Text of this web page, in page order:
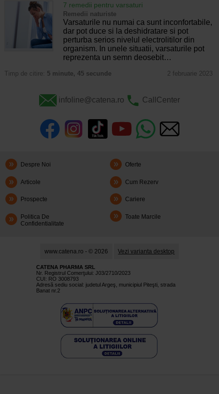
7 remedii pentru varsaturi
Remedii naturiste
Varsaturile nu numai ca sunt inconfortabile,
dar pot duce si la deshidratare si pot
perturba serios nivelul electrolitilor din
organism. In unele situatii, varsaturile pot
reprezenta un semn deosebit…
Timp de citire: 5 minute, 45 secunde 2 februarie 2023
infoline@catena.ro CallCenter
Despre Noi Oferte
Articole Cum Rezerv
Prospecte Cariere
Politica De
Confidentialitate
Toate Marcile
www.catena.ro - © 2026 Vezi varianta desktop
CATENA PHARMA SRL
Nr. Registrul Comerţului: J03/2710/2023
CUI: RO 3008793
Adresă sediu social: judetul Argeş, municipiul Piteşti, strada
Banat nr.2